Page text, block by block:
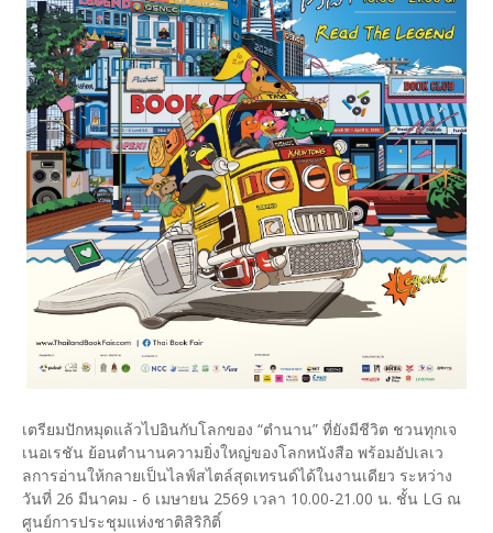
เตรียมปักหมุดแล้วไปอินกับโลกของ “ตำนาน” ที่ยังมีชีวิต ชวนทุกเจ
เนอเรชัน ย้อนตำนานความยิ่งใหญ่ของโลกหนังสือ พร้อมอัปเลเว
ลการอ่านให้กลายเป็นไลฟ์สไตล์สุดเทรนด์ได้ในงานเดียว ระหว่าง
วันที่ 26 มีนาคม - 6 เมษายน 2569 เวลา 10.00-21.00 น. ชั้น LG ณ
ศูนย์การประชุมแห่งชาติสิริกิติ์